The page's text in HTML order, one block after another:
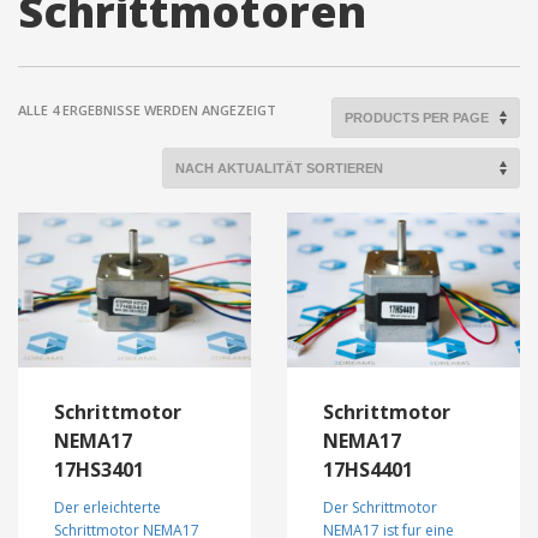
ALLE 4 ERGEBNISSE WERDEN ANGEZEIGT
AKTUALITÄT
SORTIERT
Schrittmotor
NEMA17
17HS3401
Der erleichterte
Schrittmotor NEMA17
Schrittmotor
NEMA17
17HS4401
Der Schrittmotor
NEMA17 ist fur eine